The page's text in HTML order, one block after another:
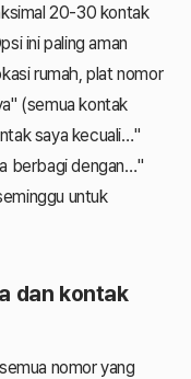
20-30 kontak
ini paling aman
rumah, plat nomor
(semua kontak
saya kecuali…"
berbagi dengan…"
untuk
dan kontak
nomor yang